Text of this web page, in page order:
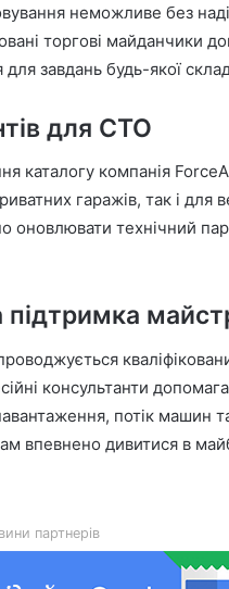
неможливе без
торгові майданчики
завдань будь-якої
для СТО
каталогу компанія
гаражів, так і для
оновлювати технічний
підтримка
консультанти
потік машин
впевнено дивитися в
партнерів
У Львові